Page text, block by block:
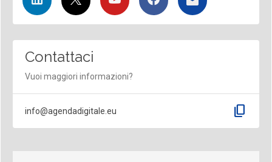
Contattaci
Vuoi maggiori informazioni?
info@agendadigitale.eu content_copy